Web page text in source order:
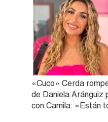
«Cuco» Cerda
de Daniela Aránguiz
con Camila: «Están